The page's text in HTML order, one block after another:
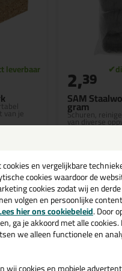
van je
SAM
gram
Schuren,
van diverse
2,39
Bekijken
-
en vergelijkbare
cookies waardoor de
cookies zodat wij en
volgen en persoonlijke
hier ons cookiebeleid. Door
ga je akkoord met alle
we alleen functionele en